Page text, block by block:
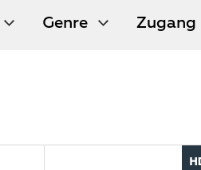
Genre
Genre Zugang
Zugang